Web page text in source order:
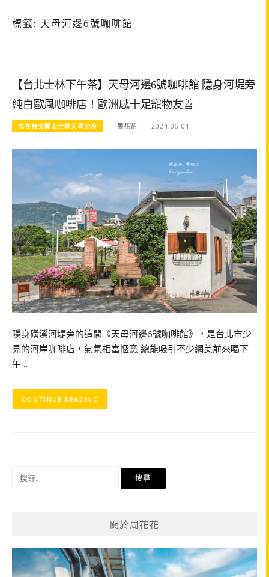
標籤: 天母河邊6號咖啡館
【台北士林下午茶】天母河邊6號咖啡館 隱身河堤旁
純白歐風咖啡店！歐洲感十足寵物友善
吃在台北圓山士林天母北投 周花花 2024-06-01
隱身磺溪河堤旁的這間《天母河邊6號咖啡館》，是台北市少
見的河岸咖啡店，氣氛相當愜意 總能吸引不少網美前來喝下
午…
CONTINUE READING
關於周花花